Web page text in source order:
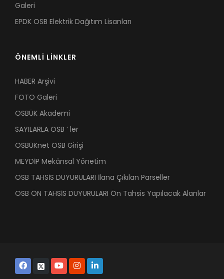
Galeri
EPDK OSB Elektrik Dağıtım Lisanları
ÖNEMLİ LİNKLER
HABER Arşivi
FOTO Galeri
OSBÜK Akademi
SAYILARLA OSB ’ ler
OSBÜKnet OSB Girişi
MEYDİP Mekânsal Yönetim
OSB TAHSİS DUYURULARI İlana Çıkılan Parseller
OSB ÖN TAHSİS DUYURULARI Ön Tahsis Yapılacak Alanlar